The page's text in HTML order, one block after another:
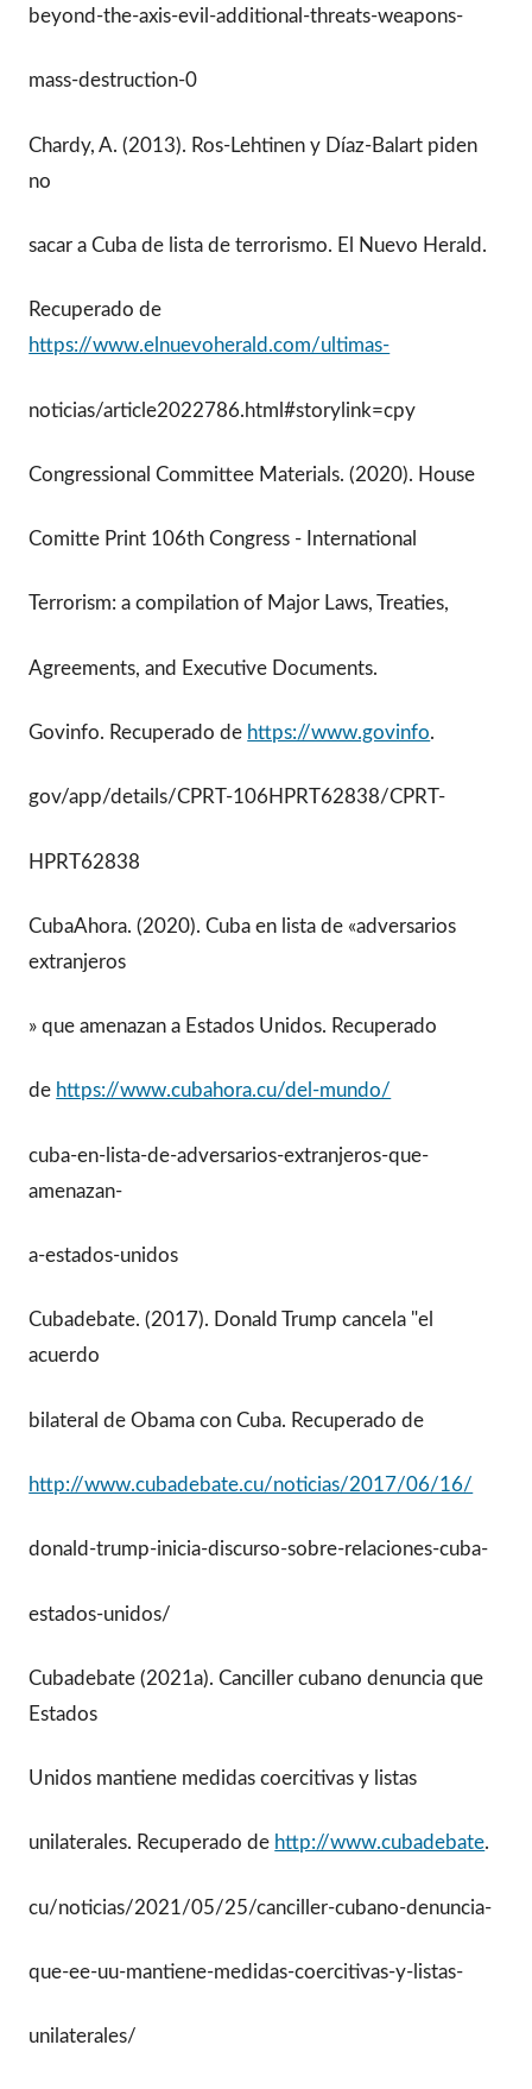
beyond-the-axis-evil-additional-threats-weapons-
mass-destruction-0
Chardy, A. (2013). Ros-Lehtinen y Díaz-Balart piden
no
sacar a Cuba de lista de terrorismo. El Nuevo Herald.
Recuperado de
https://www.elnuevoherald.com/ultimas-
noticias/article2022786.html#storylink=cpy
Congressional Committee Materials. (2020). House
Comitte Print 106th Congress - International
Terrorism: a compilation of Major Laws, Treaties,
Agreements, and Executive Documents.
Govinfo. Recuperado de https://www.govinfo.
gov/app/details/CPRT-106HPRT62838/CPRT-
HPRT62838
CubaAhora. (2020). Cuba en lista de «adversarios
extranjeros
» que amenazan a Estados Unidos. Recuperado
de https://www.cubahora.cu/del-mundo/
cuba-en-lista-de-adversarios-extranjeros-que-
amenazan-
a-estados-unidos
Cubadebate. (2017). Donald Trump cancela "el
acuerdo
bilateral de Obama con Cuba. Recuperado de
http://www.cubadebate.cu/noticias/2017/06/16/
donald-trump-inicia-discurso-sobre-relaciones-cuba-
estados-unidos/
Cubadebate (2021a). Canciller cubano denuncia que
Estados
Unidos mantiene medidas coercitivas y listas
unilaterales. Recuperado de http://www.cubadebate.
cu/noticias/2021/05/25/canciller-cubano-denuncia-
que-ee-uu-mantiene-medidas-coercitivas-y-listas-
unilaterales/